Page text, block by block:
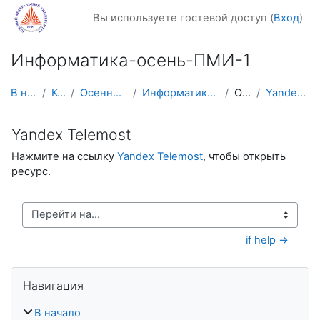
Перейти к основному содержанию
Вы используете гостевой доступ (Вход)
Информатика-осень-ПМИ-1
В начало Курсы Осенний семестр Информатика-осень-ПМИ-1 Общее Yandex Telemost
Yandex Telemost
Нажмите на ссылку Yandex Telemost, чтобы открыть
ресурс.
Перейти на...
if help →
Навигация
В начало